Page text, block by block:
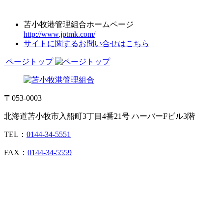
苫小牧港管理組合ホームページ
http://www.jptmk.com/
サイトに関するお問い合せはこちら
ページトップ
〒053-0003
北海道苫小牧市入船町3丁目4番21号 ハーバーFビル3階
TEL： 0144-34-5551
FAX： 0144-34-5559